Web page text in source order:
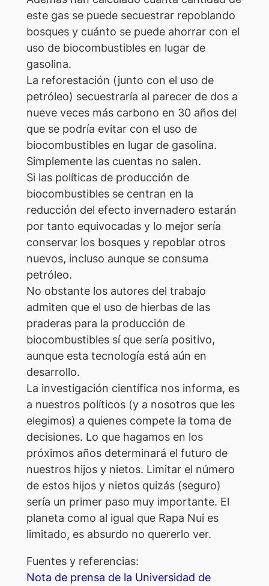
este gas se puede secuestrar repoblando
bosques y cuánto se puede ahorrar con el
uso de biocombustibles en lugar de
gasolina.
La reforestación (junto con el uso de
petróleo) secuestraría al parecer de dos a
nueve veces más carbono en 30 años del
que se podría evitar con el uso de
biocombustibles en lugar de gasolina.
Simplemente las cuentas no salen.
Si las políticas de producción de
biocombustibles se centran en la
reducción del efecto invernadero estarán
por tanto equivocadas y lo mejor sería
conservar los bosques y repoblar otros
nuevos, incluso aunque se consuma
petróleo.
No obstante los autores del trabajo
admiten que el uso de hierbas de las
praderas para la producción de
biocombustibles sí que sería positivo,
aunque esta tecnología está aún en
desarrollo.
La investigación científica nos informa, es
a nuestros políticos (y a nosotros que les
elegimos) a quienes compete la toma de
decisiones. Lo que hagamos en los
próximos años determinará el futuro de
nuestros hijos y nietos. Limitar el número
de estos hijos y nietos quizás (seguro)
sería un primer paso muy importante. El
planeta como al igual que Rapa Nui es
limitado, es absurdo no quererlo ver.
Fuentes y referencias:
Nota de prensa de la Universidad de